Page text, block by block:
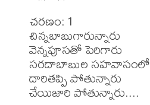
చరణం: 1
చిన్నబాబుగారున్నారు
వెన్నపూసతో పెరిగారు
సరదాబాబుల సహవాసంలో
దారితప్పి పోతున్నారు
చేయిజారి పోతున్నారు....